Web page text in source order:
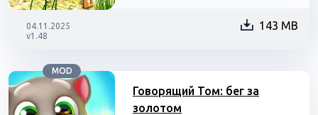
04.11.2025
v1.48
143 MB
MOD
Говорящий Том: бег за
золотом